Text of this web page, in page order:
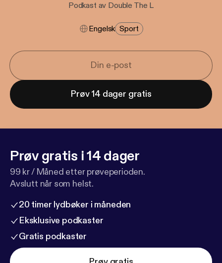
Podkast av Double The L
Engelsk Sport
Prøv 14 dager gratis
Prøv gratis i 14 dager
99 kr / Måned etter prøveperioden.
Avslutt når som helst.
20 timer lydbøker i måneden
Eksklusive podkaster
Gratis podkaster